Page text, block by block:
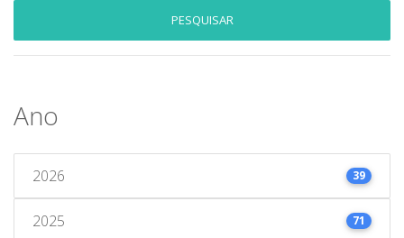
PESQUISAR
Ano
2026 39
2025 71